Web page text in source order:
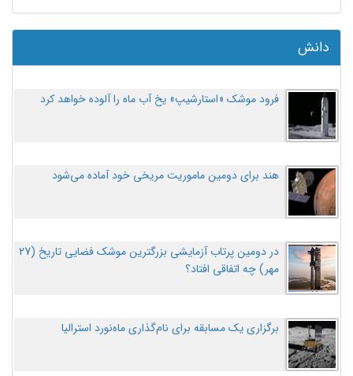
دانش
فرود موشک «استارشیپ» یخ آب ماه را آلوده خواهد کرد
هند برای دومین ماموریت مریخی خود آماده می‌شود
در دومین پرتاب آزمایشی بزرگترین موشک فضایی تاریخ (27
مهر‌) چه اتفاقی افتاد؟
برگزاری یک مسابقه برای نام‌گذاری ماه‌نورد استرالیا